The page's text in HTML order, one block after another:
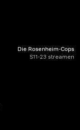
Die Rosenheim-Cops
S11-23 streamen